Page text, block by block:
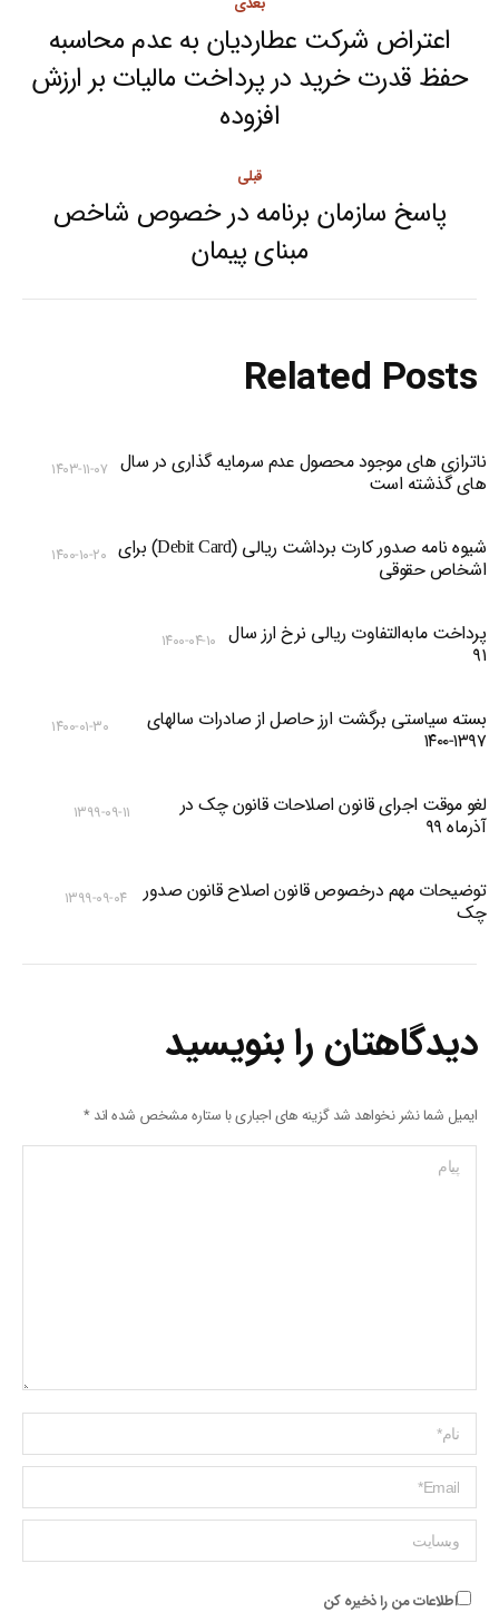
navigation
قبلی
Previous
post:
پاسخ سازمان برنامه در خصوص شاخص
مبنای پیمان
Next
post:
اعتراض شرکت عطاردیان به عدم محاسبه
حفظ قدرت خرید در پرداخت مالیات بر ارزش
افزوده
Related Posts
ناترازی های موجود محصول عدم سرمایه گذاری در سال
های گذشته است
۱۴۰۳-۱۱-۰۷
شیوه نامه صدور کارت برداشت ریالی (Debit Card) برای
اشخاص حقوقی
۱۴۰۰-۱۰-۲۰
پرداخت مابه‌التفاوت ریالی نرخ ارز سال
۹۱
۱۴۰۰-۰۴-۱۰
بسته سیاستی برگشت ارز حاصل از صادرات سالهای
۱۳۹۷-۱۴۰۰
۱۴۰۰-۰۱-۳۰
لغو موقت اجرای قانون اصلاحات قانون چک در
آذرماه ۹۹
۱۳۹۹-۰۹-۱۱
توضیحات مهم درخصوص قانون اصلاح قانون صدور
چک
۱۳۹۹-۰۹-۰۴
دیدگاهتان را بنویسید
ایمیل شما نشر نخواهد شد گزینه های اجباری با ستاره مشخص شده اند*
پیام
Name *
ایمیل *
وبسایت
اطلاعات من را ذخیره کن